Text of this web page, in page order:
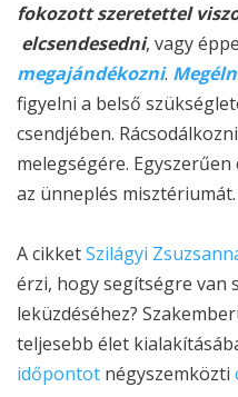
fokozott szeretettel
elcsendesedni, vagy
megajándékozni.
figyelni a belső
csendjében.
melegségére. Egyszerűen
az ünneplés misztériumát.
A cikketSzilágyi
érzi, hogy segítségre van
leküzdéséhez?
teljesebb élet
időpontot négyszemközti